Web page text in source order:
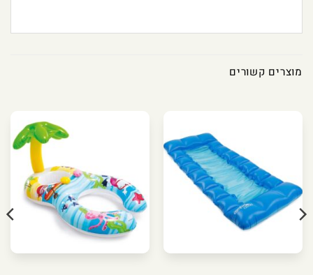
מוצרים קשורים